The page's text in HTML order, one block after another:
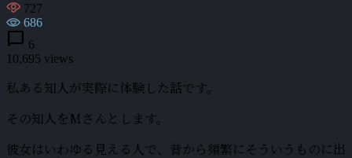
727
686
chat_bubble 6
10,695 views
私ある知人が実際に体験した話です。
その知人をMさんとします。
彼女はいわゆる見える人で、昔から頻繁にそういうものに出